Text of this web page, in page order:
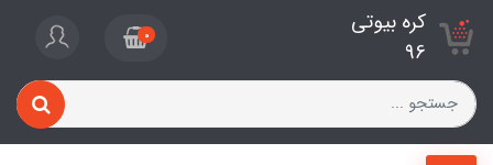
کره بیوتی
96
0